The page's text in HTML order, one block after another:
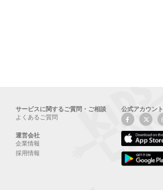
サービスに関するご質問・ご相談
よくあるご質問
運営会社
企業情報
採用情報
公式アカウント